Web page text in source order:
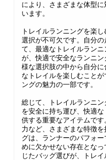
により、さまざまな体型
います。
トレイルランニングを楽
選択が不可欠です。自分
て、最適なトレイルラン
が、快適で安全なランニ
様な選択肢の中から自分
なトレイルを楽しむこと
ングの魅力の一部です。
総じて、トレイルランニ
を安全に持ち運び、快適
供する重要なアイテムで
力など、さまざまな特徴
グは、ランナーのパフォ
めに欠かせない存在とな
じたバッグ選びが、トレ